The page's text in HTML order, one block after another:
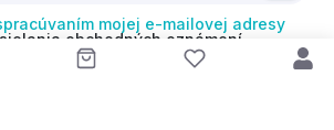
mojej e-mailovej adresy
obchodných oznámení
v súlade s čl. 6 ods. 1 písm. a)
Svoj súhlas môžem kedykoľvek